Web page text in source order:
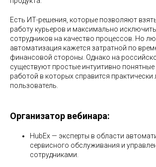
Есть ИТ-решения, которые позволяют
работу курьеров и максимально
сотрудников на качество процессов. Но
автоматизация кажется затратной по
финансовой стороны. Однако на
существуют простые интуитивно понятные
работой в которых справится
пользователь.
Организатор вебинара:
HubEx — эксперты в области
сервисного обслуживания и
сотрудниками.